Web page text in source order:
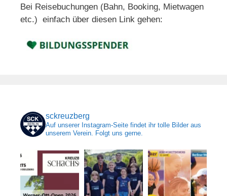
Bei Reisebuchungen (Bahn, Booking, Mietwagen
etc.) einfach über diesen Link gehen:
sckreuzberg
Auf unserer Instagram-Seite findet ihr tolle Bilder aus
unserem Verein. Folgt uns gerne.